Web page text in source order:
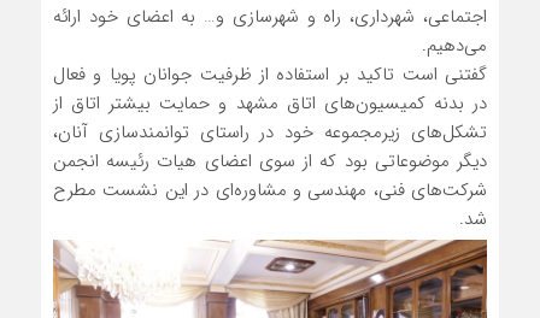
اجتماعی، شهرداری، راه و شهرسازی و… به اعضای خود ارائه
می‌دهیم.
گفتنی است تاکید بر استفاده از ظرفیت جوانان پویا و فعال
در بدنه کمیسیون‌های اتاق مشهد و حمایت بیشتر اتاق از
تشکل‌های زیرمجموعه خود در راستای توانمندسازی آنان،
دیگر موضوعاتی بود که از سوی اعضای هیات رئیسه انجمن
شرکت‌های فنی، مهندسی و مشاوره‌ای در این نشست مطرح
شد.